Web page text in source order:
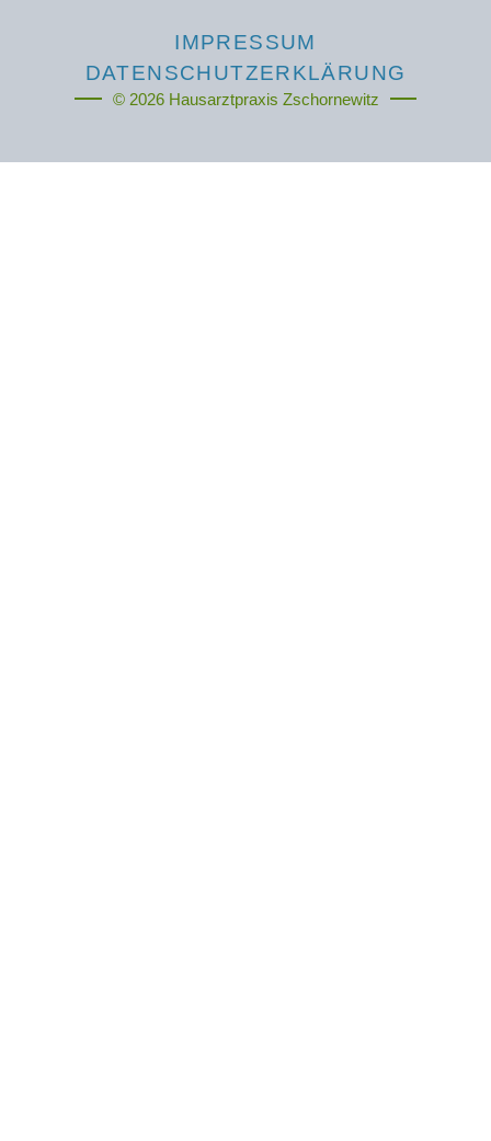
IMPRESSUM
DATENSCHUTZERKLÄRUNG
© 2026 Hausarztpraxis Zschornewitz